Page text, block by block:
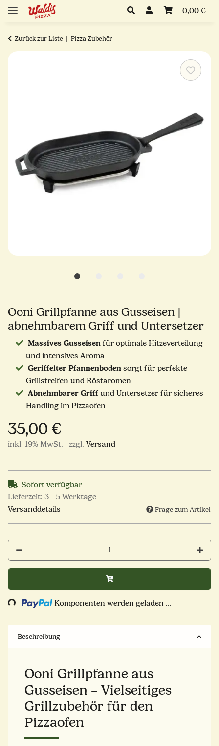
0,00 €
Zurück zur Liste Pizza Zubehör
Ooni Grillpfanne aus Gusseisen |
abnehmbarem Griff und Untersetzer
Massives Gusseisenfür optimale Hitzeverteilung
und intensives Aroma
Geriffelter Pfannenbodensorgt für perfekte
Grillstreifen und Röstaromen
Abnehmbarer Griffund Untersetzer für sicheres
Handling im Pizzaofen
35,00 €
inkl. 19% MwSt. , zzgl. Versand
Sofort verfügbar
Lieferzeit: 3 - 5 Werktage
Versanddetails
Frage zum Artikel
Loading... Komponenten werden geladen ...
Beschreibung
Ooni Grillpfanne aus
Gusseisen – Vielseitiges
Grillzubehör für den
Pizzaofen